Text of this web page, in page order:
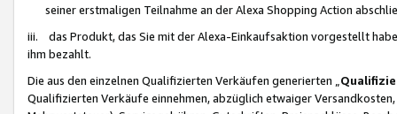
seiner erstmaligen Teilnahme an der Alexa Shopping Action
iii. das Produkt, das Sie mit der Alexa-Einkaufsaktion vorgestellt
ihm bezahlt.
Die aus den einzelnen Qualifizierten Verkäufen generierten „
Qualifizierten Verkäufe einnehmen, abzüglich etwaiger